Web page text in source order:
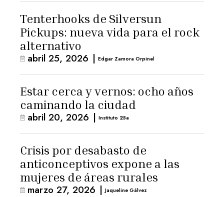
Tenterhooks de Silversun
Pickups: nueva vida para el rock
alternativo
abril 25, 2026 | Edgar Zamora Orpinel
Estar cerca y vernos: ocho años
caminando la ciudad
abril 20, 2026 | Instituto 25a
Crisis por desabasto de
anticonceptivos expone a las
mujeres de áreas rurales
marzo 27, 2026 | Jaqueline Gálvez